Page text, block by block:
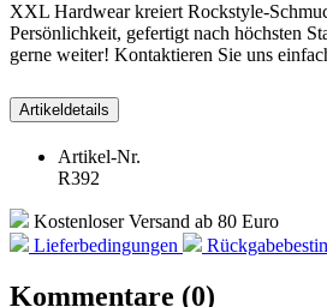
XXL Hardwear kreiert Rockstyle-
Persönlichkeit, gefertigt nach höchsten
gerne weiter! Kontaktieren Sie uns
Artikeldetails
Artikel-Nr.
R392
Kostenloser Versand ab 80 Euro
Lieferbedingungen
Kommentare (0)